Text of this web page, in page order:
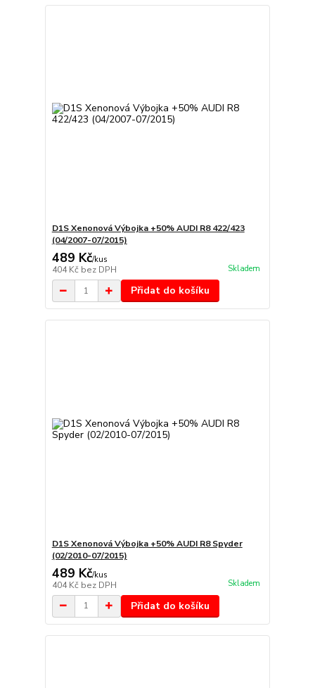
D1S Xenonová Výbojka +50% AUDI R8 422/423
(04/2007-07/2015)
489 Kč/kus
404 Kč bez DPH Skladem
Přidat do košíku
D1S Xenonová Výbojka +50% AUDI R8 Spyder
(02/2010-07/2015)
489 Kč/kus
404 Kč bez DPH Skladem
Přidat do košíku